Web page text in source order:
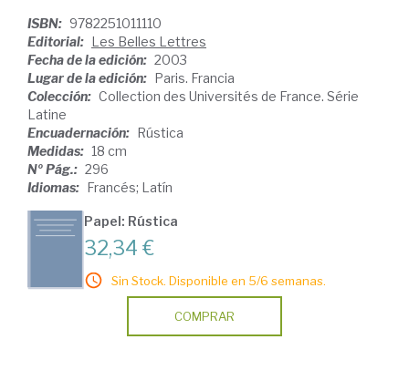
ISBN: 9782251011110
Editorial: Les Belles Lettres
Fecha de la edición: 2003
Lugar de la edición: Paris. Francia
Colección: Collection des Universités de France. Série
Latine
Encuadernación: Rústica
Medidas: 18 cm
Nº Pág.: 296
Idiomas: Francés; Latín
Papel: Rústica
32,34 €
Sin Stock. Disponible en 5/6 semanas.
COMPRAR